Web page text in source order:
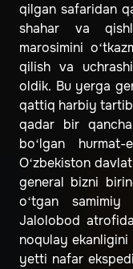
qilgan safaridan
shahar va
marosimini
qilish va
oldik. Bu yerga
qattiq harbiy
qadar bir
bo‘lgan
O‘zbekiston
general bizni
o‘tgan
Jalolobod
noqulay
yetti nafar